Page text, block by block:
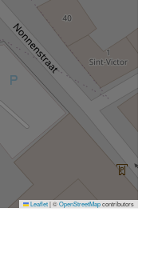
Leaflet|©OpenStreetMapcontributors